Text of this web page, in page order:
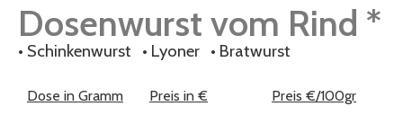
Dosenwurst vom Rind *
• Schinkenwurst • Lyoner • Bratwurst
Dose in Gramm Preis in € Preis €/100gr